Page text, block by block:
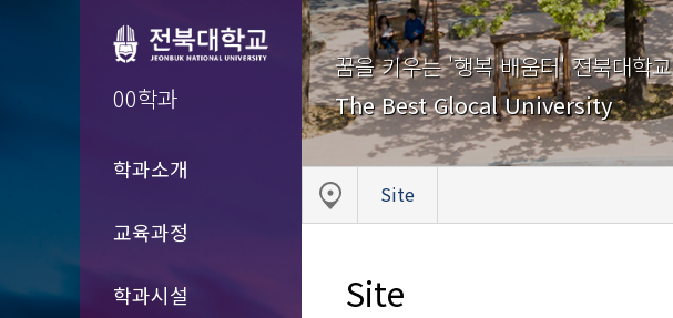
00학과
학과소개
교육과정
학과시설
꿈을 키우는 '행복 배움터' 전북대학교
The Best Glocal University
Site
Site